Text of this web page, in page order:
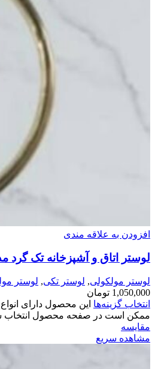
افزودن به علاقه مندی
لوستر اتاق و آشپزخانه تک
لوستر مولکولی, لوستر تکی, لوستر
1,050,000 تومان
انتخاب گزینه‌ها این محصول دارای
ممکن است در صفحه محصول انتخاب
مقایسه
مشاهده سریع